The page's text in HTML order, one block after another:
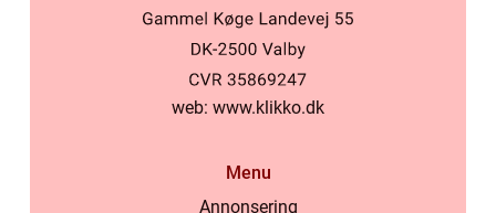
web: www.klikko.dk
Menu
Annonsering